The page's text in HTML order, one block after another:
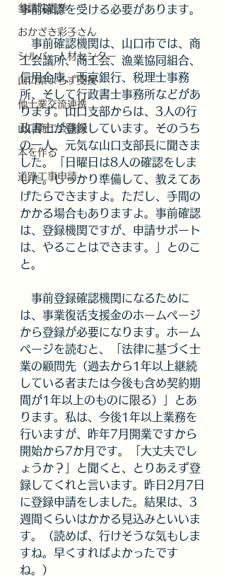
参議院選挙
おかざき彩子さん
シルバー人材センター
山口県よろず支援
他士業交流連携
山口商工会議所
本を作る
道路工事申請
事前確認を受ける必要があります。
事前確認機関は、山口市では、商
工会議所、商工会、漁業協同組合、
信用金庫、西京銀行、税理士事務
所、そして行政書士事務所などがあ
ります。山口支部からは、3人の行
政書士が登録しています。そのうち
の一人、元気な山口支部長に聞きま
した。「日曜日は8人の確認をしま
した。しっかり準備して、教えてあ
げたらできますよ。ただし、手間の
かかる場合もありますよ。事前確認
は、登録機関ですが、申請サポート
は、やることはできます。」とのこ
と。
事前登録確認機関になるために
は、事業復活支援金のホームページ
から登録が必要になります。ホーム
ページを読むと、「法律に基づく士
業の顧問先（過去から1年以上継続
している者または今後も含め契約期
間が1年以上のものに限る）」とあ
ります。私は、今後1年以上業務を
行いますが、昨年7月開業ですから
開始から7か月です。「大丈夫でし
ょうか？」と聞くと、とりあえず登
録してくれと言います。昨日2月7日
に登録申請をしました。結果は、3
週間くらいはかかる見込みといいま
す。（読めば、行けそうな気もしま
すね。早くすればよかったです
ね。）